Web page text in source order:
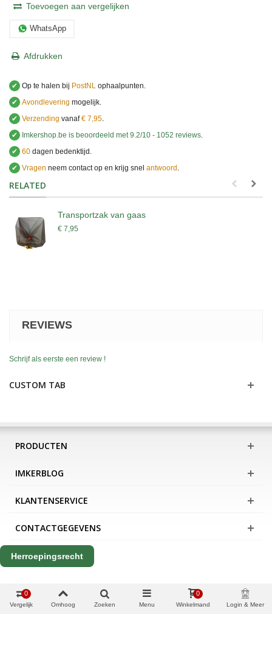
Toevoegen aan vergelijken
WhatsApp
Afdrukken
✔ Op te halen bij PostNL ophaalpunten.
✔ Avondlevering mogelijk.
✔ Verzending vanaf€ 7,95
✔
Imkershop.be is beoordeeld met 9.2/10 - 1052 reviews
✔ 60 dagen bedenktijd.
✔ Vragen neem contact op en krijg snel antwoord
RELATED
Transportzak van gaas
€ 7,95
REVIEWS
Schrijf als eerste een review !
CUSTOM TAB
PRODUCTEN
IMKERBLOG
KLANTENSERVICE
CONTACTGEGEVENS
Herroepingsrecht
Vergelijk
0
Omhoog Zoeken Menu Winkelmand
0
Login & Meer